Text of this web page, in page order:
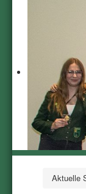
Aktuelle